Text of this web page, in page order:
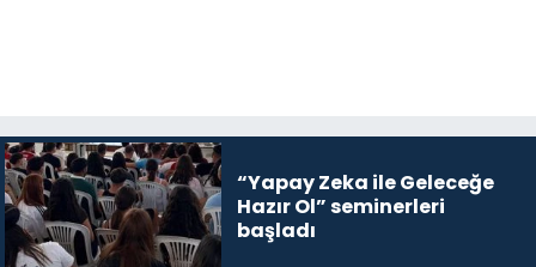
“Yapay Zeka ile Geleceğe
Hazır Ol” seminerleri
başladı